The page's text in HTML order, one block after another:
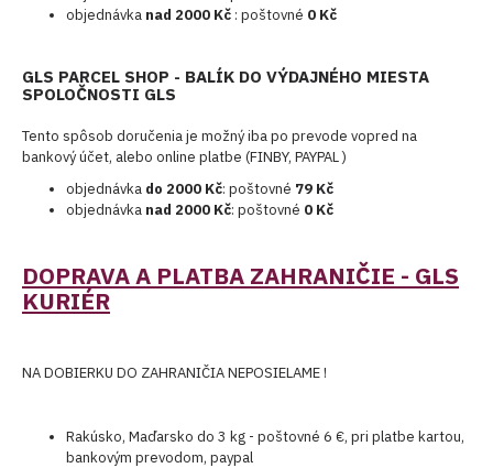
objednávka nad 2000 Kč : poštovné 0 Kč
GLS PARCEL SHOP - BALÍK DO VÝDAJNÉHO MIESTA
SPOLOČNOSTI GLS
Tento spôsob doručenia je možný iba po prevode vopred na
bankový účet, alebo online platbe (FINBY, PAYPAL )
objednávka do 2000 Kč: poštovné 79 Kč
objednávka nad 2000 Kč: poštovné 0 Kč
DOPRAVA A PLATBA ZAHRANIČIE - GLS
KURIÉR
NA DOBIERKU DO ZAHRANIČIA NEPOSIELAME !
Rakúsko, Maďarsko do 3 kg - poštovné 6 €, pri platbe kartou,
bankovým prevodom, paypal